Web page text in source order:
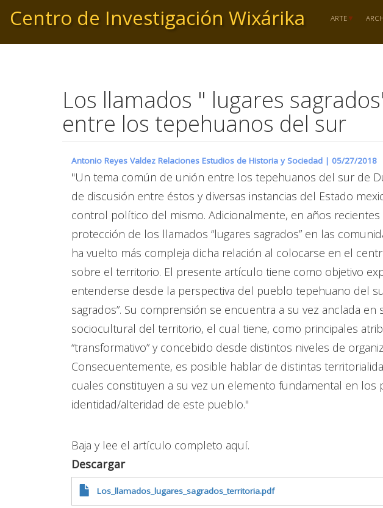
contenido
principal
Centro de Investigación Wixárika ARTE
Los llamados " lugares
entre los tepehuanos del sur
Antonio Reyes Valdez Relaciones Estudios de Historia y Sociedad | 05/27/2018
"Un tema común de unión entre los tepehuanos del sur de
de discusión entre éstos y diversas instancias del Estado
control político del mismo. Adicionalmente, en años recientes
protección de los llamados “lugares sagrados” en las
ha vuelto más compleja dicha relación al colocarse en el
sobre el territorio. El presente artículo tiene como objetivo
entenderse desde la perspectiva del pueblo tepehuano del
sagrados”. Su comprensión se encuentra a su vez anclada
sociocultural del territorio, el cual tiene, como principales
“transformativo” y concebido desde distintos niveles de
Consecuentemente, es posible hablar de distintas
cuales constituyen a su vez un elemento fundamental en los
identidad/alteridad de este pueblo."
Baja y lee el artículo completo aquí.
Descargar
Los_llamados_lugares_sagrados_territoria.pdf